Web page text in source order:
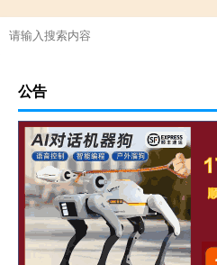
公告